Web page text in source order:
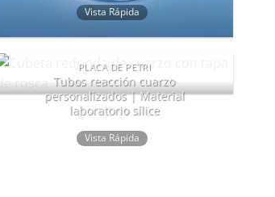
Vista Rápida
PLACA DE PETRI
Tubos reacción cuarzo
personalizados | Material
laboratorio sílice
Vista Rápida